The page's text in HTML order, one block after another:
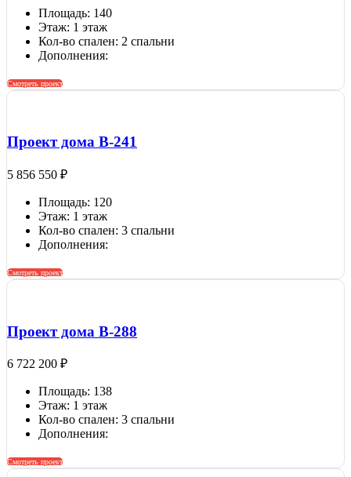
Площадь: 140
Этаж: 1 этаж
Кол-во спален: 2 спальни
Дополнения:
Смотреть проект
Проект дома B-241
5 856 550 ₽
Площадь: 120
Этаж: 1 этаж
Кол-во спален: 3 спальни
Дополнения:
Смотреть проект
Проект дома B-288
6 722 200 ₽
Площадь: 138
Этаж: 1 этаж
Кол-во спален: 3 спальни
Дополнения:
Смотреть проект